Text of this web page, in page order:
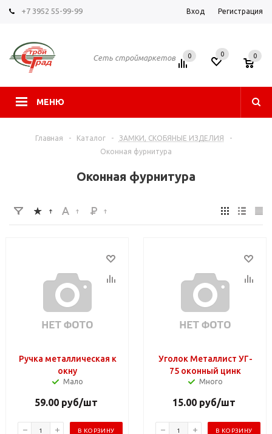
+7 3952 55-99-99 Вход Регистрация
Сеть строймаркетов
МЕНЮ
0 0 0
Главная - Каталог - ЗАМКИ, СКОБЯНЫЕ ИЗДЕЛИЯ
-
Оконная фурнитура
Оконная фурнитура
Ручка металлическая к
окну
Мало
59.00 руб/шт
В КОРЗИНУ
Уголок Металлист УГ-
75 оконный цинк
Много
15.00 руб/шт
В КОРЗИНУ